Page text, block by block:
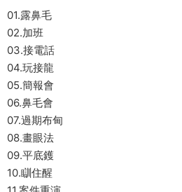
01.露鼻毛
02.加班
03.接電話
04.玩接龍
05.簡報會
06.鼻毛會
07.過期布甸
08.畫眼法
09.平底鑊
10.瞓住醒